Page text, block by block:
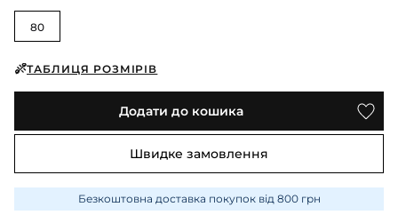
80
ТАБЛИЦЯ РОЗМІРІВ
Додати до кошика
Швидке замовлення
Безкоштовна доставка покупок від 800 грн
КОЛГОТКИ
КОСТЮМИ
КОФТИНКИ
ПЕЛЮШКА-КОКОН
З ШАПОЧКОЮ
КОСТЮМИ
ЛОСИНИ
ПІЖАМИ
СУКНІ
КУРТКИ
ПІЖАМИ
ТЕРМОБІЛИЗНА
ХУДІ ЛОНГСЛІВИ
СВІТШОТИ
КОМПЛЕКТИ
ФУТБОЛКИ
ШКАРПЕТКИ